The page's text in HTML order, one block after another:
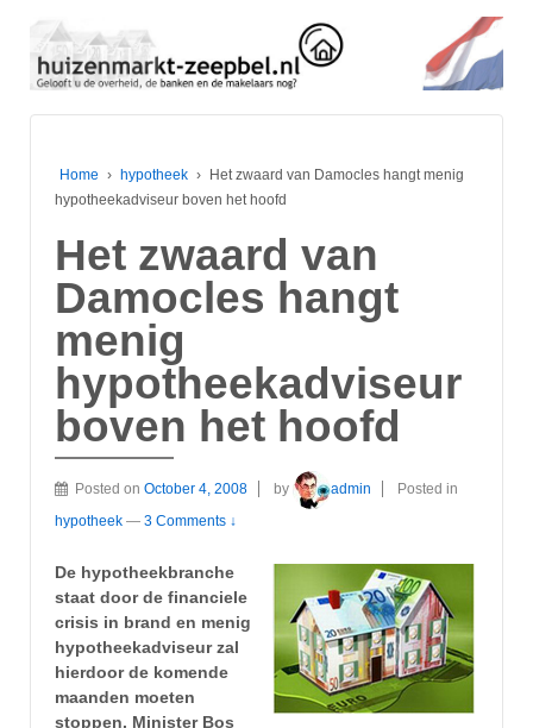
Home › hypotheek ›
Het zwaard van Damocles hangt menig
hypotheekadviseur boven het hoofd
Het zwaard van
Damocles hangt
menig
hypotheekadviseur
boven het hoofd
Posted on October 4, 2008 by admin
Posted in
hypotheek — 3 Comments ↓
De hypotheekbranche
staat door de financiele
crisis in brand en menig
hypotheekadviseur zal
hierdoor de komende
maanden moeten
stoppen. Minister Bos